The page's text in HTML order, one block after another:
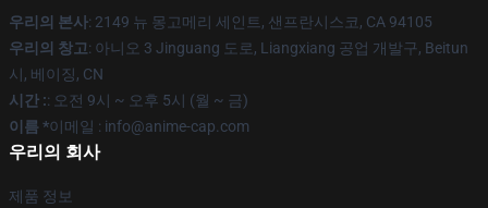
우리의 본사: 2149 뉴 몽고메리 세인트, 샌프란시스코, CA 94105
우리의 창고: 아니오 3 Jinguang 도로, Liangxiang 공업 개발구, Beitun
시, 베이징, CN
시간 :: 오전 9시 ~ 오후 5시 (월 ~ 금)
이름 *이메일 : info@anime-cap.com
우리의 회사
제품 정보